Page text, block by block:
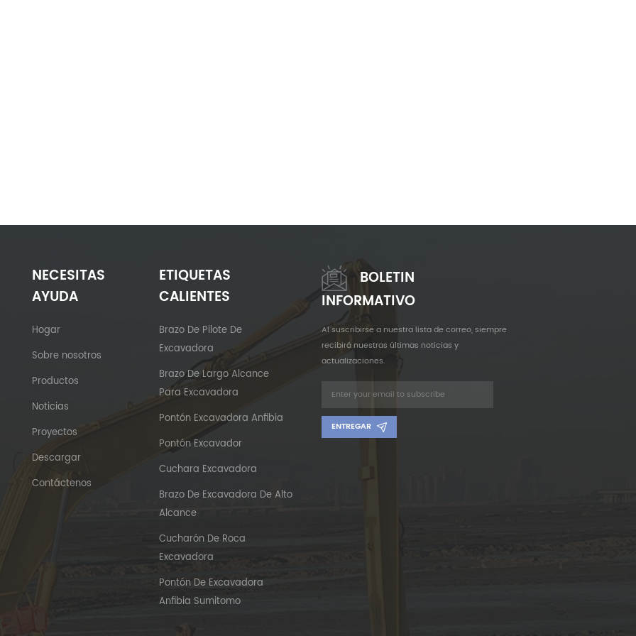
NECESITAS
AYUDA
Hogar
Sobre nosotros
Productos
Noticias
Proyectos
Descargar
Contáctenos
ETIQUETAS
CALIENTES
Brazo De Pilote De
Excavadora
Brazo De Largo Alcance
Para Excavadora
Pontón Excavadora Anfibia
Pontón Excavador
Cuchara Excavadora
Brazo De Excavadora De Alto
Alcance
Cucharón De Roca
Excavadora
Pontón De Excavadora
Anfibia Sumitomo
BOLETIN
INFORMATIVO
Al suscribirse a nuestra lista de correo, siempre
recibirá nuestras últimas noticias y
actualizaciones.
ENTREGAR